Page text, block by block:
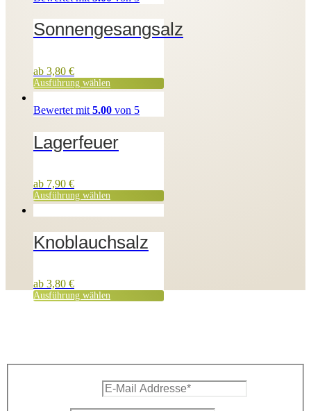
Sonnengesangsalz
ab 3,80 €
Ausführung wählen
Bewertet mit 5.00 von 5
Lagerfeuer
ab 7,90 €
Ausführung wählen
Knoblauchsalz
ab 3,80 €
Ausführung wählen